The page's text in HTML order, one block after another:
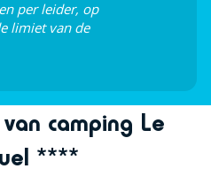
per leider, op
limiet van de
camping Le
****